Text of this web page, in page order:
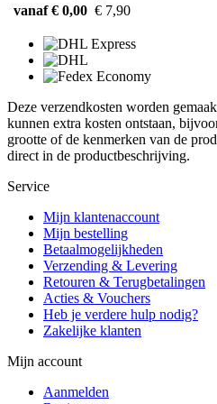
vanaf € 0,00 € 7,90
Deze verzendkosten worden
kunnen extra kosten ontstaan,
grootte of de kenmerken van de
direct in de productbeschrijving.
Service
Mijn klantenaccount
Mijn bestelling
Betaalmogelijkheden
Verzending & Levering
Retouren & Terugbetalingen
Acties & Vouchers
Heb je verdere hulp nodig?
Zakelijke klanten
Mijn account
Aanmelden